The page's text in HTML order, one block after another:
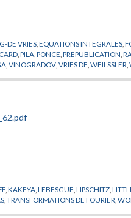
DE VRIES ,EQUATIONS INTEGRALES ,
,PILA ,PONCE ,PREPUBLICATION ,
,VINOGRADOV ,VRIES DE ,WEILSSLER ,
,KAKEYA ,LEBESGUE ,LIPSCHITZ ,
,TRANSFORMATIONS DE FOURIER ,